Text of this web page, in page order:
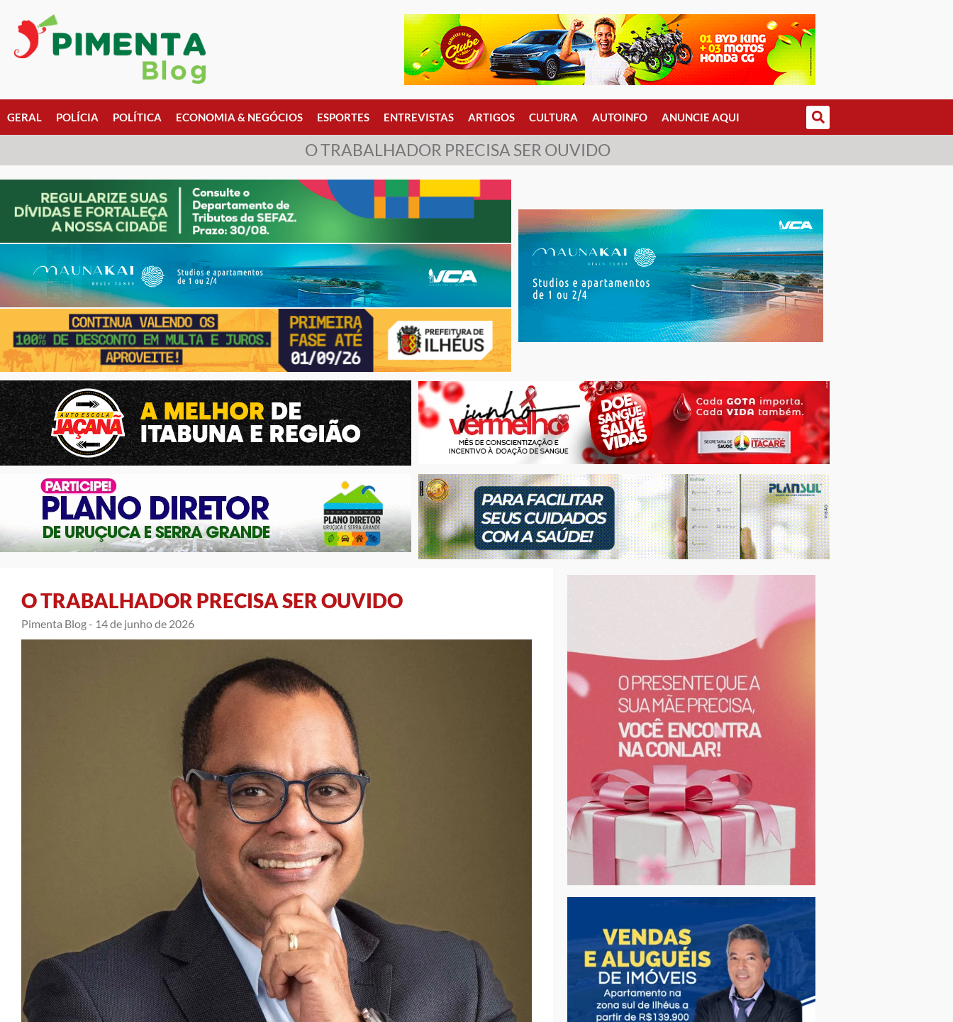
GERAL POLÍCIA POLÍTICA ECONOMIA & NEGÓCIOS ESPORTES ENTREVISTAS ARTIGOS CULTURA AUTOINFO ANUNCIE AQUI
O TRABALHADOR PRECISA SER OUVIDO
O TRABALHADOR PRECISA SER OUVIDO
Pimenta Blog - 14 de junho de 2026